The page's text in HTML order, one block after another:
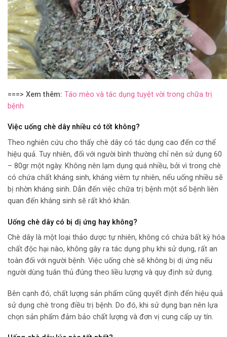
===> Xem thêm: Táo mèo và tác dụng tuyệt vời trong chữa trị
bệnh
Việc uống chè dây nhiều có tốt không?
Theo nghiên cứu cho thấy chè dây có tác dụng cao đến cơ thể
hiệu quả. Tuy nhiên, đối với người bình thường chỉ nên sử dụng 60
– 80gr một ngày. Không nên lạm dụng quá nhiều, bởi vì trong chè
có chứa chất kháng sinh, kháng viêm tự nhiên, nếu uống nhiều sẽ
bị nhờn kháng sinh. Dẫn đến việc chữa trị bệnh một số bệnh liên
quan đến kháng sinh sẽ rất khó khăn.
Uống chè dây có bị dị ứng hay không?
Chè dây là một loại thảo dược tự nhiên, không có chứa bất kỳ hóa
chất độc hại nào, không gây ra tác dụng phụ khi sử dụng, rất an
toàn đối với người bệnh. Việc uống chè sẽ không bị dị ứng nếu
người dùng tuân thủ đúng theo liều lượng và quy định sử dụng.
Bên cạnh đó, chất lượng sản phẩm cũng quyết định đến hiệu quả
sử dụng chè trong điều trị bệnh. Do đó, khi sử dụng bạn nên lựa
chọn sản phẩm đảm bảo chất lượng và đơn vị cung cấp uy tín.